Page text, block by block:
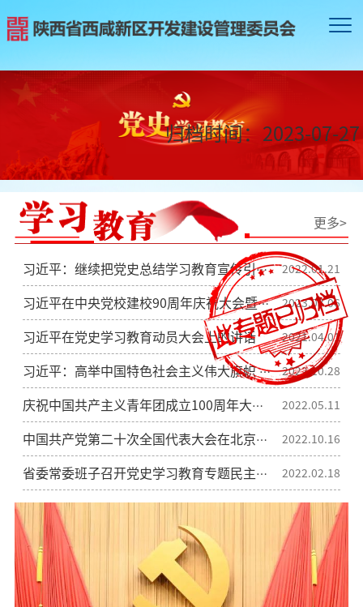
更多>
2022.01.21
习近平：继续把党史总结学习教育宣传引向深入 更好把握和运用党的百年奋斗历史经验
2023.03.06
习近平在中央党校建校90周年庆祝大会暨2023年春季学期开学典礼上发表重要讲话强调 坚守党校初心 努力为党育才为党献策
2021.04.01
习近平在党史学习教育动员大会上的讲话
2022.10.28
习近平：高举中国特色社会主义伟大旗帜 为全面建设社会主义现代化国家而团结奋斗——在中国共产党第二十次全国代表大会上的报告
2022.05.11
庆祝中国共产主义青年团成立100周年大会在京隆重举行 习近平发表重要讲话
2022.10.16
中国共产党第二十次全国代表大会在北京人民大会堂开幕
2022.02.18
省委常委班子召开党史学习教育专题民主生活会 于晓明到会指导 刘国中主持
归档时间：2023-07-27